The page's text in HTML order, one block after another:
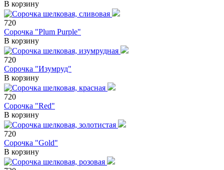
В корзину
720
Сорочка "Plum Purple"
В корзину
720
Сорочка "Изумруд"
В корзину
720
Сорочка "Red"
В корзину
720
Сорочка "Gold"
В корзину